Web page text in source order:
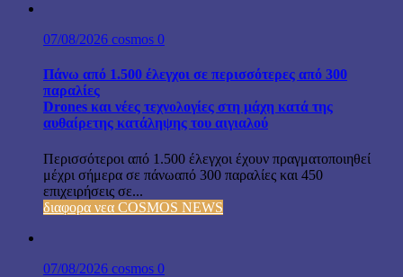
07/08/2026 cosmos 0
Πάνω από 1.500 έλεγχοι σε περισσότερες από 300
παραλίες
Drones και νέες τεχνολογίες στη μάχη κατά της
αυθαίρετης κατάληψης του αιγιαλού
Περισσότεροι από 1.500 έλεγχοι έχουν πραγματοποιηθεί
μέχρι σήμερα σε πάνωαπό 300 παραλίες και 450
επιχειρήσεις σε...
διαφορα νεα COSMOS NEWS
07/08/2026 cosmos 0